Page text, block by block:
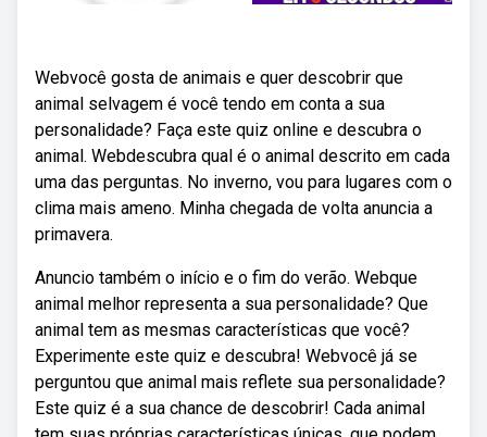
Webvocê gosta de animais e quer descobrir que
animal selvagem é você tendo em conta a sua
personalidade? Faça este quiz online e descubra o
animal. Webdescubra qual é o animal descrito em cada
uma das perguntas. No inverno, vou para lugares com o
clima mais ameno. Minha chegada de volta anuncia a
primavera.
Anuncio também o início e o fim do verão. Webque
animal melhor representa a sua personalidade? Que
animal tem as mesmas características que você?
Experimente este quiz e descubra! Webvocê já se
perguntou que animal mais reflete sua personalidade?
Este quiz é a sua chance de descobrir! Cada animal